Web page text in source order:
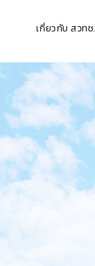
เกี่ยวกับ สวทช.